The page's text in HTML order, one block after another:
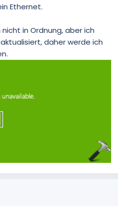
Ethernet.
in Ordnung, aber ich
daher werde ich